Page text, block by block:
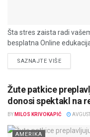
Šta stres zaista radi
besplatna Online
SAZNAJTE VIŠEDETAILS
Žute patkice
donosi spektakl na
BY MILOS KRIVOKAPIĆ
AMERIKA